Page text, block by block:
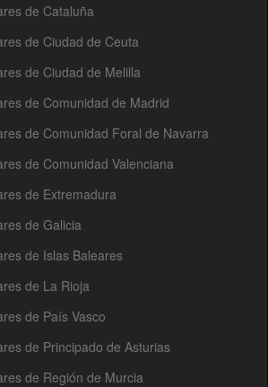
de Cataluña
de Ciudad de Ceuta
de Ciudad de Melilla
de Comunidad de Madrid
de Comunidad Foral de Navarra
de Comunidad Valenciana
de Extremadura
de Galicia
de Islas Baleares
de La Rioja
de País Vasco
de Principado de Asturias
de Región de Murcia